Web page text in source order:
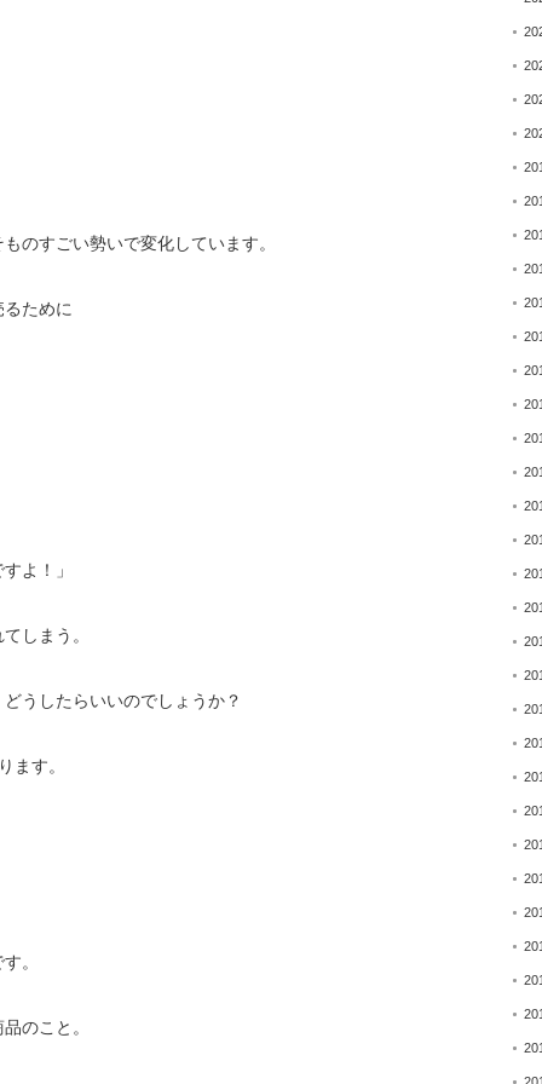
のすごい勢いで変化しています。
ために
よ！」
しまう。
どうしたらいいのでしょうか？
ます。
。
のこと。